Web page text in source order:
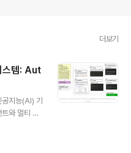
더보기
스템: Aut
지능(AI) 기
와 멀티 에
소프트웨어